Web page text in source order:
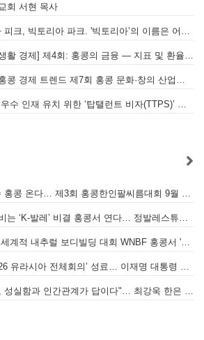
회 서현 목사